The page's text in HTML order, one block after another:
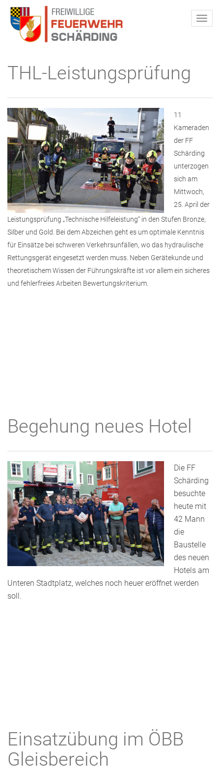
THL-Leistungsprüfung
11
Kameraden
der FF
Schärding
unterzogen
sich am
Mittwoch,
25. April der
Leistungsprüfung „Technische Hilfeleistung“ in den Stufen Bronze,
Silber und Gold. Bei dem Abzeichen geht es um optimale Kenntnis
für Einsätze bei schweren Verkehrsunfällen, wo das hydraulische
Rettungsgerät eingesetzt werden muss. Neben Gerätekunde und
theoretischem Wissen der Führungskräfte ist vor allem ein sicheres
und fehlerfreies Arbeiten Bewertungskriterium.
Begehung neues Hotel
Die FF
Schärding
besuchte
heute mit
42 Mann
die
Baustelle
des neuen
Hotels am
Unteren Stadtplatz, welches noch heuer eröffnet werden
soll.
Einsatzübung im ÖBB
Gleisbereich